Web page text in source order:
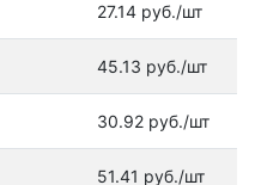
27.14 руб./шт
45.13 руб./шт
30.92 руб./шт
51.41 руб./шт